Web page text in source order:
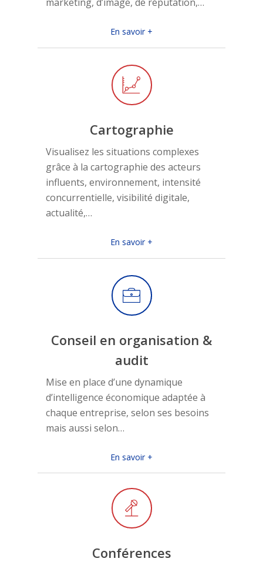
En savoir +
Cartographie
Visualisez les situations complexes
grâce à la cartographie des acteurs
influents, environnement, intensité
concurrentielle, visibilité digitale,
actualité,…
En savoir +
Conseil en organisation &
audit
Mise en place d’une dynamique
d’intelligence économique adaptée à
chaque entreprise, selon ses besoins
mais aussi selon…
En savoir +
Conférences